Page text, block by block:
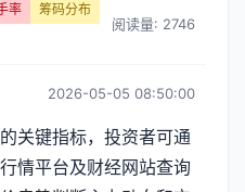
率
筹码分布
阅读量: 2746
2026-05-05 08:50:00
关键指标，投资者可通
情平台及财经网站查询